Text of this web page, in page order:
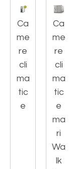
Ca
me
re
cli
ma
tic
e
Ca
me
re
cli
ma
tic
e
ma
ri
Wa
lk